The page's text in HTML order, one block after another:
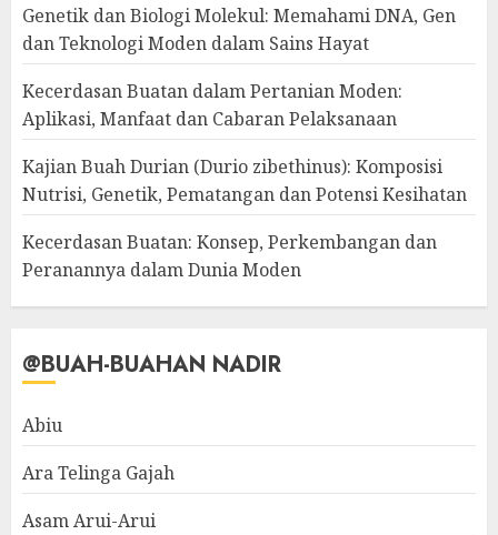
Genetik dan Biologi Molekul: Memahami DNA, Gen
dan Teknologi Moden dalam Sains Hayat
Kecerdasan Buatan dalam Pertanian Moden:
Aplikasi, Manfaat dan Cabaran Pelaksanaan
Kajian Buah Durian (Durio zibethinus): Komposisi
Nutrisi, Genetik, Pematangan dan Potensi Kesihatan
Kecerdasan Buatan: Konsep, Perkembangan dan
Peranannya dalam Dunia Moden
@BUAH-BUAHAN NADIR
Abiu
Ara Telinga Gajah
Asam Arui-Arui